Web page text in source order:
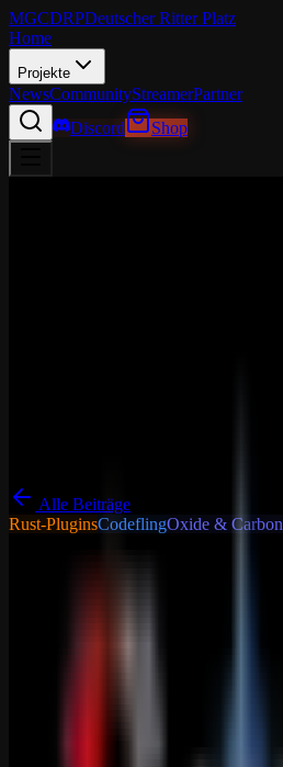
MGCDRPDeutscher Ritter Platz
Home
Projekte
NewsCommunityStreamerPartner
Discord
Shop
Alle Beiträge
Rust-PluginsCodeflingOxide & Carbon
MapBlockPlus